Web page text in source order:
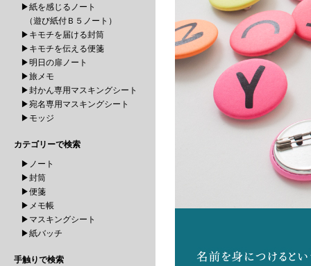
▶紙を感じるノート
（遊び紙付Ｂ５ノート）
▶キモチを届ける封筒
▶キモチを伝える便箋
▶明日の扉ノート
▶旅メモ
▶封かん専用マスキングシート
▶宛名専用マスキングシート
▶モッジ
カテゴリーで検索
▶ノート
▶封筒
▶便箋
▶メモ帳
▶マスキングシート
▶紙バッチ
手触りで検索